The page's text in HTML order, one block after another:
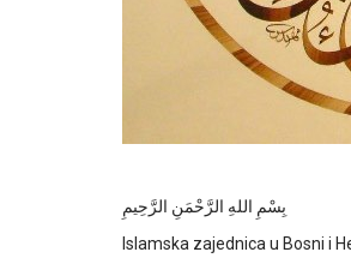
بِسْمِ اللهِ الرَّحْمَنِ الرَّحِيمِ
Islamska zajednica u Bosni i